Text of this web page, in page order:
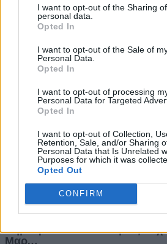
I want to opt-out of the Sharing
personal data.
Opted In
I want to opt-out of the Sale of
Personal Data.
Opted In
I want to opt-out of processing
Personal Data for Targeted
Opted In
I want to opt-out of Collection,
Retention, Sale, and/or Sharing
Personal Data that Is Unrelated
Purposes for which it was
Opted Out
CONFIRM